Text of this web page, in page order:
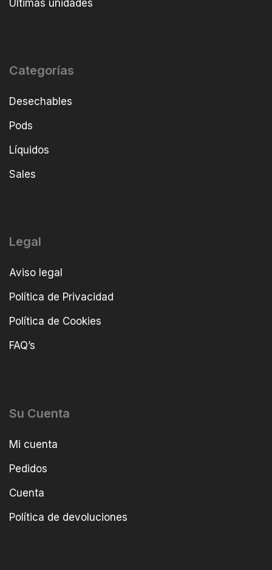
Últimas unidades
Categorías
Desechables
Pods
Líquidos
Sales
Legal
Aviso legal
Política de Privacidad
Política de Cookies
FAQ’s
Su Cuenta
Mi cuenta
Pedidos
Cuenta
Política de devoluciones